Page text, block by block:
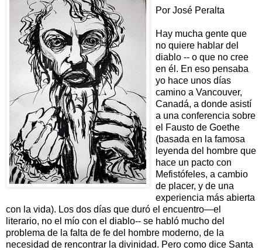
Por José Peralta
Hay mucha gente que
no quiere hablar del
diablo -- o que no cree
en él. En eso pensaba
yo hace unos días
camino a Vancouver,
Canadá, a donde asistí
a una conferencia sobre
el Fausto de Goethe
(basada en la famosa
leyenda del hombre que
hace un pacto con
Mefistófeles, a cambio
de placer, y de una
experiencia más abierta
con la vida). Los dos días que duró el encuentro—el
literario, no el mío con el diablo-- se habló mucho del
problema de la falta de fe del hombre moderno, de la
necesidad de rencontrar la divinidad. Pero como dice Santa